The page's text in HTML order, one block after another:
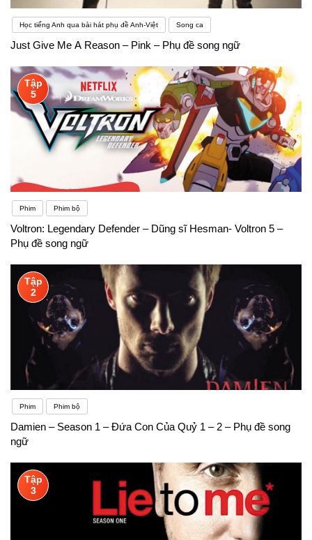
Học tiếng Anh qua bài hát phụ đề Anh-Việt Song ca
Just Give Me A Reason – Pink – Phụ đề song ngữ
Tập
5
Phim Phim bộ
Voltron: Legendary Defender – Dũng sĩ Hesman- Voltron 5 –
Phụ đề song ngữ
Tập
2
Phim Phim bộ
Damien – Season 1 – Đứa Con Của Quỷ 1 – 2 – Phụ đề song
ngữ
Tập
3